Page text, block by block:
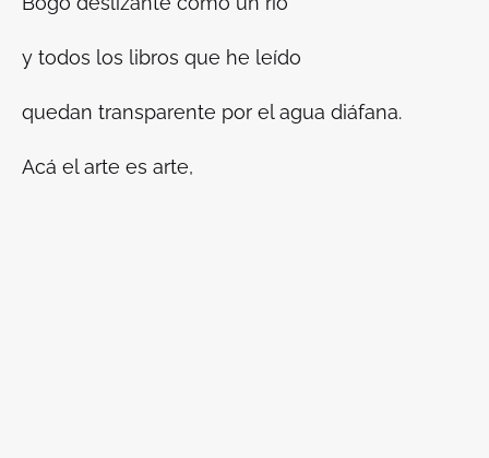
y todos los libros que he leído
quedan transparente por el agua diáfana.
Acá el arte es arte,